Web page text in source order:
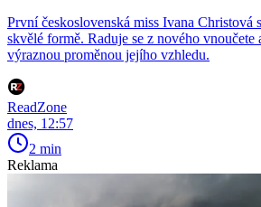
První československá miss Ivana Christová
skvělé formě. Raduje se z nového
výraznou proměnou jejího vzhledu.
ReadZone
dnes, 12:57
2 min
Reklama